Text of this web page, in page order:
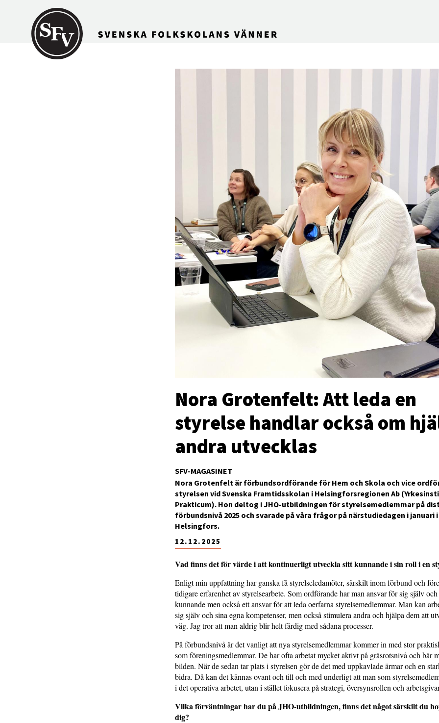
Gå till innehållet
SFV-MAGASINET
Nora Grotenfelt: Att leda en
styrelse handlar också om
andra utvecklas
12.12.2025
Nora Grotenfelt är förbundsordförande för Hem och Skola och vice
styrelsen vid Svenska Framtidsskolan i Helsingforsregionen Ab
Prakticum). Hon deltog i JHO-utbildningen för styrelsemedlemmar på
förbundsnivå 2025 och svarade på våra frågor på närstudiedagen i januari i
Helsingfors.
Vad finns det för värde i att kontinuerligt utveckla sitt kunnande i sin roll i en
Enligt min uppfattning har ganska få styrelseledamöter, särskilt inom förbund och
tidigare erfarenhet av styrelsearbete. Som ordförande har man ansvar för sig själv
kunnande men också ett ansvar för att leda oerfarna styrelsemedlemmar. Man kan
sig själv och sina egna kompetenser, men också stimulera andra och hjälpa dem att
väg. Jag tror att man aldrig blir helt färdig med sådana processer.
På förbundsnivå är det vanligt att nya styrelsemedlemmar kommer in med stor
som föreningsmedlemmar. De har ofta arbetat mycket aktivt på gräsrotsnivå och bär
bilden. När de sedan tar plats i styrelsen gör de det med uppkavlade ärmar och en
bidra. Då kan det kännas ovant och till och med underligt att man som
i det operativa arbetet, utan i stället fokusera på strategi, översynsrollen och
Vilka förväntningar har du på JHO-utbildningen, finns det något särskilt du
dig?